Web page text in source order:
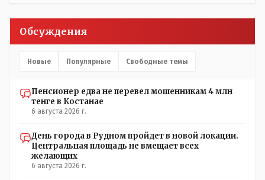
уездного начальника, старшего и младшего помощников
и двух письмоводителей, в уездном управлении
Имелись уездный и ветеринарный врачи, повивальная
города Константиновича в Костанае не назвали улицу и
не установили памятник.// vofkakst: Где ономасты,
Какие проблемы, почему кто то должен делать что то за
вас- - выдвинете идею, создайте инициативную группу,
напишите ходатайство в гор.маслихат и без истерик -
вперёд. Под лежачий камень- вода не потечёт. Насчёт
Обсуждения
Новые Популярные Свободные темы
Пенсионер едва не перевел мошенникам 4 млн
тенге в Костанае
6 августа 2026 г.
День города в Рудном пройдет в новой локации.
Центральная площадь не вмещает всех
желающих
6 августа 2026 г.